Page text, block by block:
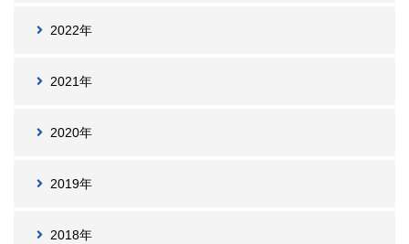
2022年
2021年
2020年
2019年
2018年